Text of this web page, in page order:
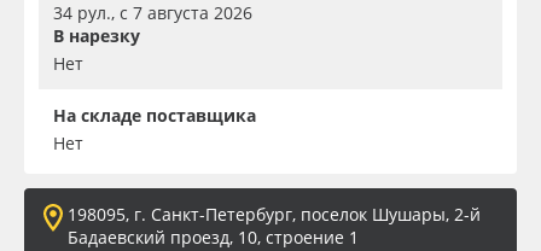
34 рул., с 7 августа 2026
В нарезку
Нет
На складе поставщика
Нет
198095, г. Санкт-Петербург, поселок Шушары, 2-й
Бадаевский проезд, 10, строение 1